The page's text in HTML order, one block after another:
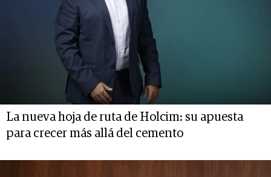
La nueva hoja de ruta de Holcim: su apuesta
para crecer más allá del cemento